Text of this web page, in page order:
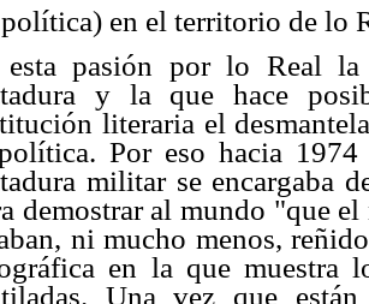
en el territorio de lo
esta pasión por lo Real
y la que hace
literaria el
Por eso hacia 1974
militar se encargaba
demostrar al mundo "que
ni mucho menos,
en la que muestra
Una vez que